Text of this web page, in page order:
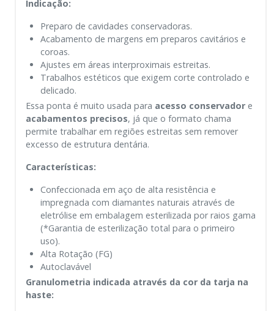
Indicação:
Preparo de cavidades conservadoras.
Acabamento de margens em preparos cavitários e
coroas.
Ajustes em áreas interproximais estreitas.
Trabalhos estéticos que exigem corte controlado e
delicado.
Essa ponta é muito usada para acesso conservador e
acabamentos precisos, já que o formato chama
permite trabalhar em regiões estreitas sem remover
excesso de estrutura dentária.
Características:
Confeccionada em aço de alta resistência e
impregnada com diamantes naturais através de
eletrólise em embalagem esterilizada por raios gama
(*Garantia de esterilização total para o primeiro
uso).
Alta Rotação (FG)
Autoclavável
Granulometria indicada através da cor da tarja na
haste: